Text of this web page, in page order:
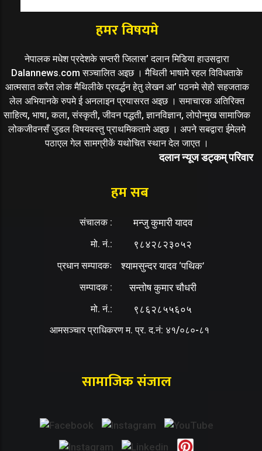
हमर विषयमे
नेपालक मधेश प्रदेशके सप्तरी जिलास’ दलान मिडिया हाउसद्वारा
Dalannews.com सञ्चालित अइछ । मैथिली भाषामे रहल विविधताके
आत्मसात करैत लोक मैथिलीके प्रवर्द्धन हेतु लेखन आ’ पठनमे सेहो सहजताक
लेल अभियानके रुपमे ई अनलाइन प्रयासरत अइछ । समाचारक अतिरिक्त
साहित्य, भाषा, कला, संस्कृती, जीवन पद्धती, ज्ञानविज्ञान, लोपोन्मुख सामाजिक
लोकजीवनसँ जुडल विषयवस्तु प्राथमिकतामे अइछ । अपने सबद्वारा ईमेलमे
पठाएल गेल सामग्रीकें यथोचित स्थान देल जाएत ।
दलान न्यूज डट्कम् परिवार
हम सब
संचालक : मन्जु कुमारी यादव
मो. नं.: ९८४२८२३०५२
प्रधान सम्पादकः श्यामसुन्दर यादव ‘पथिक’
सम्पादक : सन्तोष कुमार चौधरी
मो. नं.: ९८६२८५५६०५
आमसञ्चार प्राधिकरण म. प्र. द.नं: ४१/०८०-८१
सामाजिक संजाल